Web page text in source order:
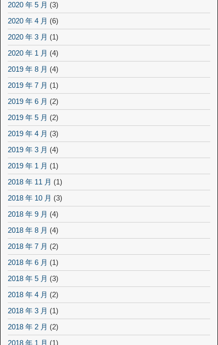
2020 年 5 月 (3)
2020 年 4 月 (6)
2020 年 3 月 (1)
2020 年 1 月 (4)
2019 年 8 月 (4)
2019 年 7 月 (1)
2019 年 6 月 (2)
2019 年 5 月 (2)
2019 年 4 月 (3)
2019 年 3 月 (4)
2019 年 1 月 (1)
2018 年 11 月 (1)
2018 年 10 月 (3)
2018 年 9 月 (4)
2018 年 8 月 (4)
2018 年 7 月 (2)
2018 年 6 月 (1)
2018 年 5 月 (3)
2018 年 4 月 (2)
2018 年 3 月 (1)
2018 年 2 月 (2)
2018 年 1 月 (1)